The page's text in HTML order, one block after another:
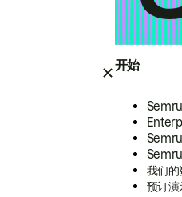
开始
我们的
预订演